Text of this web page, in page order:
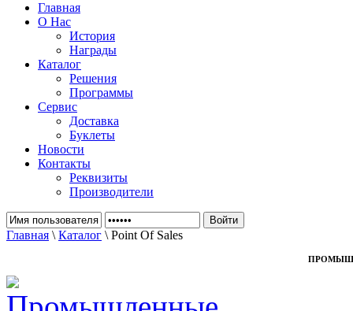
Главная
О Нас
История
Награды
Каталог
Решения
Программы
Сервис
Доставка
Буклеты
Новости
Контакты
Реквизиты
Производители
Главная \ Каталог \ Point Of Sales